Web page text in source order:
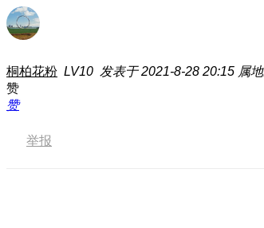
桐柏花粉 LV10 发表于 2021-8-28 20:15 属
赞
赞
举报